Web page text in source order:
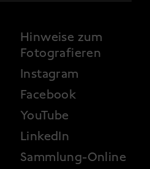
Hinweise zum
Fotografieren
Instagram
Facebook
YouTube
LinkedIn
Sammlung-Online